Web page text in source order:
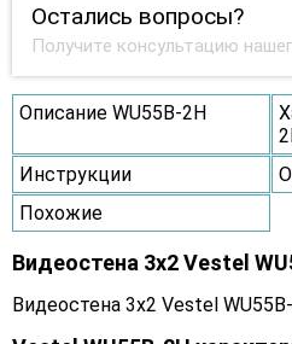
Остались вопросы?
Получите консультацию
Описание WU55B-2H
Инструкции
Похожие
Видеостена 3x2 Vestel
Видеостена 3x2 Vestel